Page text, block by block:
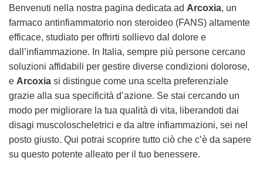
Benvenuti nella nostra pagina dedicata ad Arcoxia, un
farmaco antinfiammatorio non steroideo (FANS) altamente
efficace, studiato per offrirti sollievo dal dolore e
dall’infiammazione. In Italia, sempre più persone cercano
soluzioni affidabili per gestire diverse condizioni dolorose,
e Arcoxia si distingue come una scelta preferenziale
grazie alla sua specificità d’azione. Se stai cercando un
modo per migliorare la tua qualità di vita, liberandoti dai
disagi muscoloscheletrici e da altre infiammazioni, sei nel
posto giusto. Qui potrai scoprire tutto ciò che c’è da sapere
su questo potente alleato per il tuo benessere.